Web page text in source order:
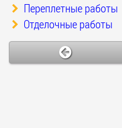
Переплетные работы
Отделочные работы